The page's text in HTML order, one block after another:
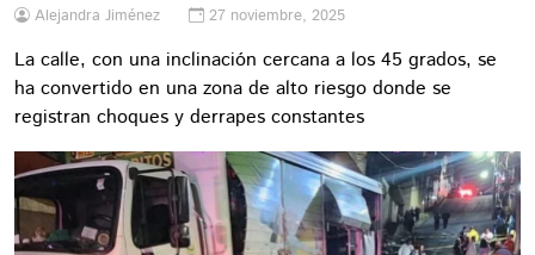
Alejandra Jiménez 27 noviembre, 2025
La calle, con una inclinación cercana a los 45 grados, se
ha convertido en una zona de alto riesgo donde se
registran choques y derrapes constantes